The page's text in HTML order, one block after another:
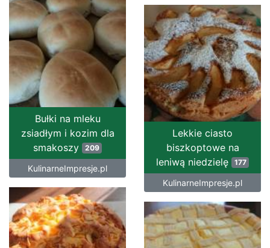
Bułki na mleku
zsiadłym i kozim dla
smakoszy
209
KulinarneImpresje.pl
Lekkie ciasto
biszkoptowe na
leniwą niedzielę
177
KulinarneImpresje.pl